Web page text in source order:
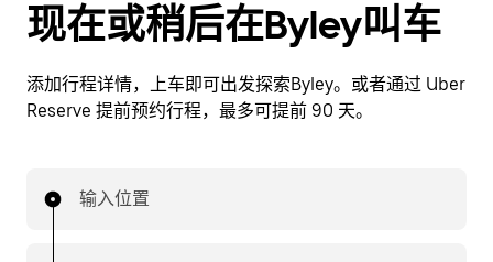
现在或稍后在Byley叫车
添加行程详情，上车即可出发探索Byley。或者通过 Uber
Reserve 提前预约行程，最多可提前 90 天。
输入位置